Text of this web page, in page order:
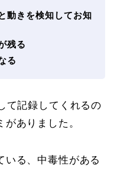
動きを検知してお知
残る
る
て記録してくれるの
ありました。
いる、中毒性がある